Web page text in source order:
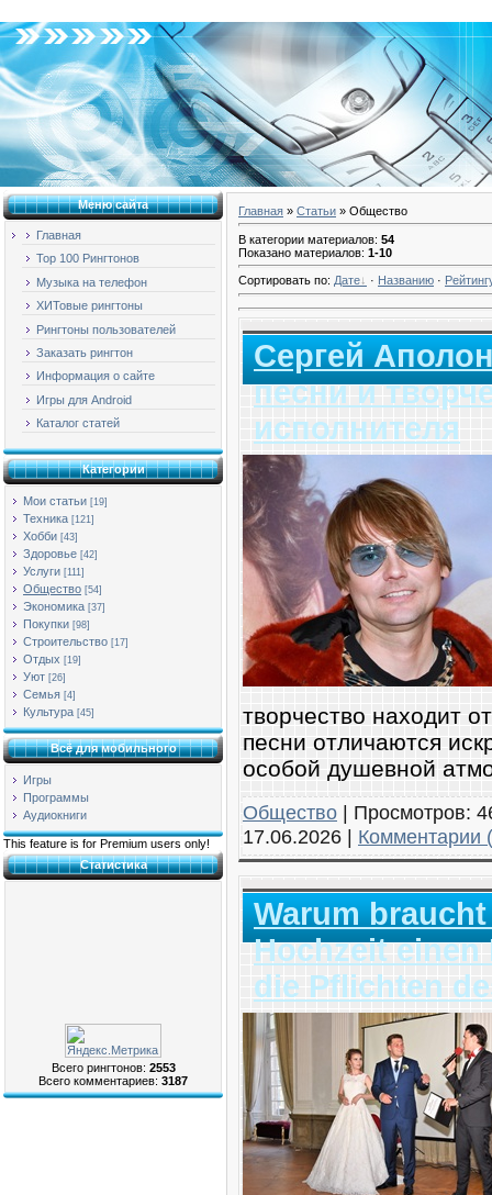
Меню сайта
Главная
Top 100 Рингтонов
Музыка на телефон
ХИТовые рингтоны
Рингтоны пользователей
Заказать рингтон
Информация о сайте
Игры для Android
Каталог статей
Категории
Мои статьи [19]
Техника [121]
Хобби [43]
Здоровье [42]
Услуги [111]
Общество [54]
Экономика [37]
Покупки [98]
Строительство [17]
Отдых [19]
Уют [26]
Семья [4]
Культура [45]
Всё для мобильного
Игры
Программы
Аудиокниги
This feature is for Premium users only!
Статистика
Всего рингтонов: 2553
Всего комментариев: 3187
Главная » Статьи » Общество
В категории материалов: 54
Показано материалов: 1-10
Сортировать по: Дате · Названию ·
Сергей
песни и
исполнителя
творчество находит
песни отличаются
особой душевной
Общество | Просмотров:
17.06.2026 | Комментарии
Warum
Hochzeit
die Pflichten